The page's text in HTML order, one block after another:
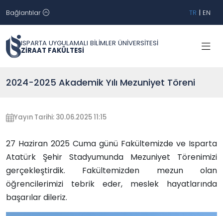
Bağlantılar TR | EN
ISPARTA UYGULAMALI BİLİMLER ÜNİVERSİTESİ
ZİRAAT FAKÜLTESİ
2024-2025 Akademik Yılı Mezuniyet Töreni
Yayın Tarihi: 30.06.2025 11:15
27 Haziran 2025 Cuma günü Fakültemizde ve Isparta
Atatürk Şehir Stadyumunda Mezuniyet Törenimizi
gerçekleştirdik. Fakültemizden mezun olan
öğrencilerimizi tebrik eder, meslek hayatlarında
başarılar dileriz.